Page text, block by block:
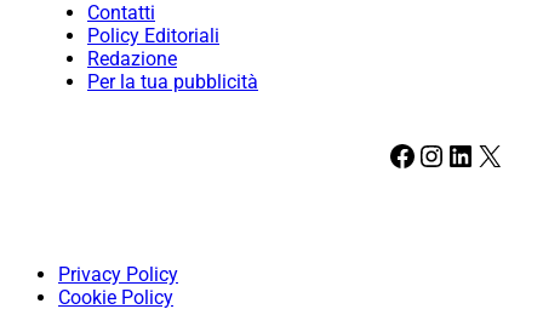
Contatti
Policy Editoriali
Redazione
Per la tua pubblicità
Facebook Instagram LinkedIn X
Privacy Policy
Cookie Policy